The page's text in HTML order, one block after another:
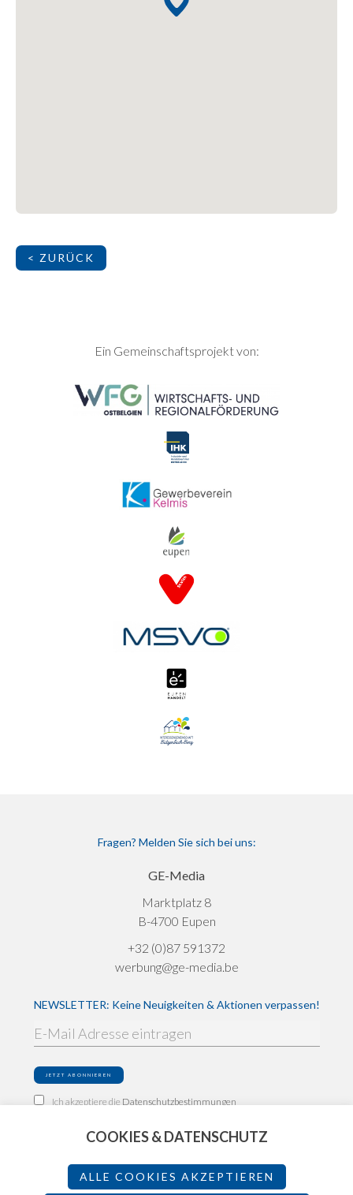
< ZURÜCK
SEITENFUSSEin Gemeinschaftsprojekt von:
Fragen? Melden Sie sich bei uns:
GE-Media
Marktplatz 8
B-4700 Eupen
+32 (0)87 591372
werbung@ge-media.be
NEWSLETTER: Keine Neuigkeiten & Aktionen verpassen!
Ich akzeptiere die Datenschutzbestimmungen
Impressum
Datenschutz
COOKIES & DATENSCHUTZ
ALLE COOKIES AKZEPTIEREN